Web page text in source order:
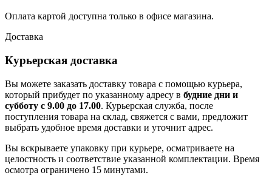
Оплата картой доступна только в офисе магазина.
Доставка
Курьерская доставка
Вы можете заказать доставку товара с помощью курьера,
который прибудет по указанному адресу в будние дни и
субботу с 9.00 до 17.00. Курьерская служба, после
поступления товара на склад, свяжется с вами, предложит
выбрать удобное время доставки и уточнит адрес.
Вы вскрываете упаковку при курьере, осматриваете на
целостность и соответствие указанной комплектации. Время
осмотра ограничено 15 минутами.